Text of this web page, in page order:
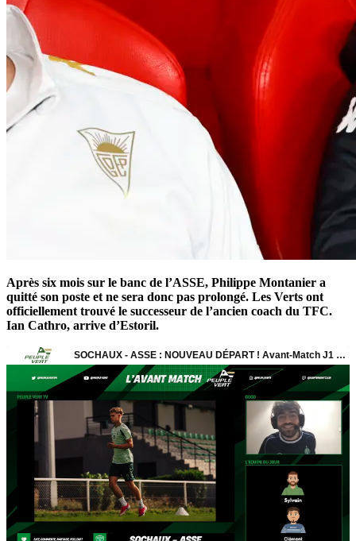
Après six mois sur le banc de l’ASSE, Philippe Montanier a
quitté son poste et ne sera donc pas prolongé. Les Verts ont
officiellement trouvé le successeur de l’ancien coach du TFC.
Ian Cathro, arrive d’Estoril.